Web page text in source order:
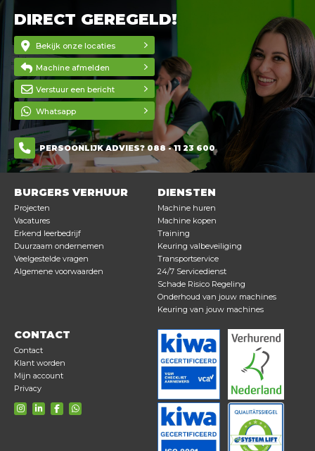
DIRECT GEREGELD!
Bekijk onze locaties
Machine afmelden
Verstuur een bericht
Whatsapp
PERSOONLIJK ADVIES? 088 - 11 23 600
BURGERS VERHUUR
Projecten
Vacatures
Erkend leerbedrijf
Duurzaam ondernemen
Veelgestelde vragen
Algemene voorwaarden
DIENSTEN
Machine huren
Machine kopen
Training
Keuring valbeveiliging
Transportservice
24/7 Servicedienst
Schade Risico Regeling
Onderhoud van jouw machines
Keuring van jouw machines
CONTACT
Contact
Klant worden
Mijn account
Privacy